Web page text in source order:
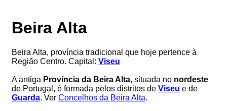
Beira Alta
Beira Alta, província tradicional que hoje pertence à
Região Centro. Capital: Viseu
A antiga Província da Beira Alta, situada no nordeste
de Portugal, é formada pelos distritos de Viseu e de
Guarda. Ver Concelhos da Beira Alta.